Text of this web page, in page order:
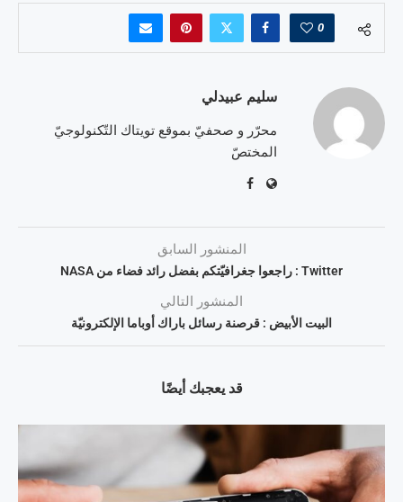
0
سليم عبيدلي
محرّر و صحفيّ بموقع تويتاك التّكنولوجيّ
المختصّ
المنشور السابق
Twitter : راجعوا جغرافيّتكم بفضل رائد فضاء من NASA
المنشور التالي
البيت الأبيض : قرصنة رسائل باراك أوباما الإلكترونيّة
قد يعجبك أيضًا